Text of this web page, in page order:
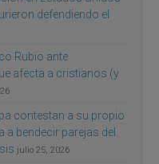
defendiendo el
Rubio ante
afecta a cristianos (y
contestan a su propio
a bendecir parejas del
julio 25, 2026